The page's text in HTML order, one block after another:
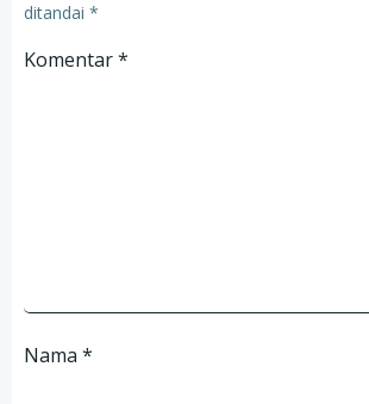
ditandai *
Komentar*
Nama *